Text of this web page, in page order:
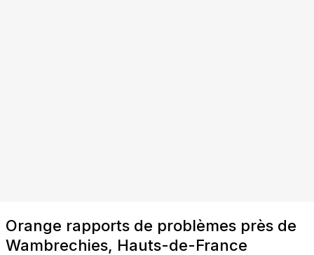
Orange rapports de problèmes près de
Wambrechies, Hauts-de-France